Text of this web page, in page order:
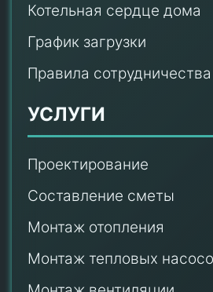
Котельная сердце дома
График загрузки
Правила сотрудничества
УСЛУГИ
Проектирование
Составление сметы
Монтаж отопления
Монтаж тепловых